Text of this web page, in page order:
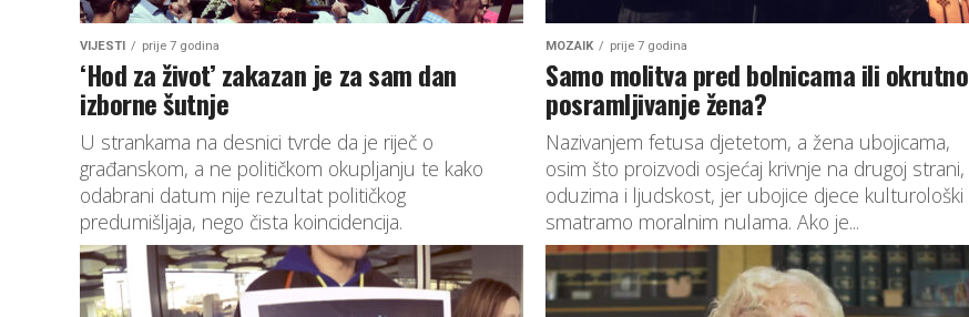
VIJESTI prije 7 godina
‘Hod za život’ zakazan je za sam dan
izborne šutnje
U strankama na desnici tvrde da je riječ o
građanskom, a ne političkom okupljanju te kako
odabrani datum nije rezultat političkog
predumišljaja, nego čista koincidencija.
MOZAIK prije 7 godina
Samo molitva pred bolnicama ili okrutno
posramljivanje žena?
Nazivanjem fetusa djetetom, a žena ubojicama,
osim što proizvodi osjećaj krivnje na drugoj strani,
oduzima i ljudskost, jer ubojice djece kulturološki
smatramo moralnim nulama. Ako je...